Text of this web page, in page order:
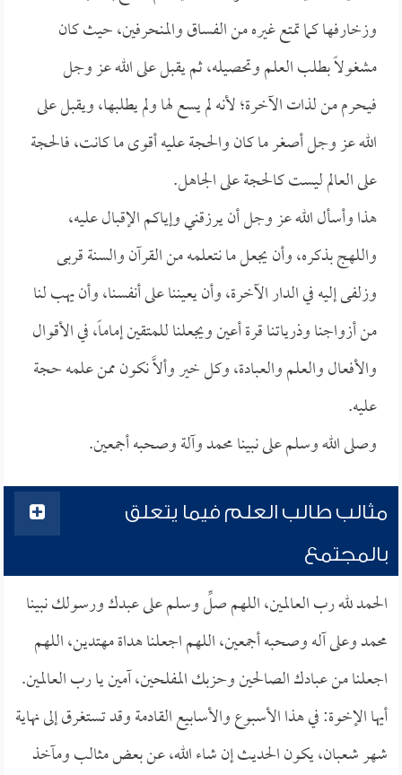
وزخارفها كما تمتع غيره من الفساق والمنحرفين، حيث كان
مشغولاً بطلب العلم وتحصيله، ثم يقبل على الله عز وجل
فيحرم من لذات الآخرة؛ لأنه لم يسع لها ولم يطلبها، ويقبل على
الله عز وجل أصغر ما كان والحجة عليه أقوى ما كانت، فالحجة
على العالم ليست كالحجة على الجاهل.
هذا وأسأل الله عز وجل أن يرزقني وإياكم الإقبال عليه،
واللهج بذكره، وأن يجعل ما نتعلمه من القرآن والسنة قربى
وزلفى إليه في الدار الآخرة، وأن يعيننا على أنفسنا، وأن يهب لنا
من أزواجنا وذرياتنا قرة أعين ويجعلنا للمتقين إماماً، في الأقوال
والأفعال والعلم والعبادة، وكل خير وألاَّ نكون ممن علمه حجة
عليه.
وصلى الله وسلم على نبينا محمد وآلة وصحبه أجمعين.
مثالب طالب العلم فيما يتعلق
بالمجتمع
الحمد لله رب العالمين، اللهم صلِّ وسلم على عبدك ورسولك نبينا
محمد وعلى آله وصحبه أجمعين، اللهم اجعلنا هداة مهتدين، اللهم
اجعلنا من عبادك الصالحين وحزبك المفلحين، آمين يا رب العالمين.
أيها الإخوة: في هذا الأسبوع والأسابيع القادمة وقد تستغرق إلى نهاية
شهر شعبان، يكون الحديث إن شاء الله، عن بعض مثالب ومآخذ